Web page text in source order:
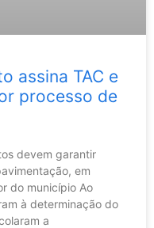
assina TAC e
processo de
devem garantir
em
do município Ao
à determinação do
a